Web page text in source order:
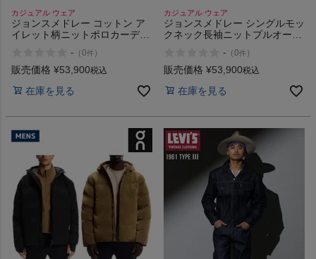
スポーツマリオTOP
お気に入り
ご利用ガイド
クーポン一覧
商品レビュー
カジュアル ウェア
ジョンスメドレー コットン ア
イレット柄ニットポロカーディ
- （0件 ）
販売価格 ¥53,900税込
在庫を見る
カジュアル ウェア
ジョンスメドレー シングルモッ
クネック長袖ニットプルオーバ
- （0件 ）
販売価格 ¥53,900税込
在庫を見る